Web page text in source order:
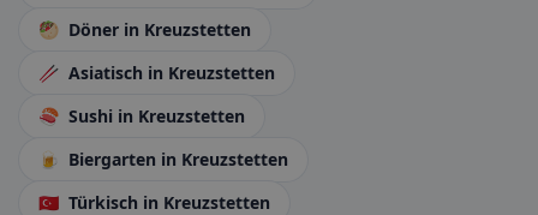
🥙 Döner in Kreuzstetten
🥢 Asiatisch in Kreuzstetten
🍣 Sushi in Kreuzstetten
🍺 Biergarten in Kreuzstetten
🇹🇷 Türkisch in Kreuzstetten